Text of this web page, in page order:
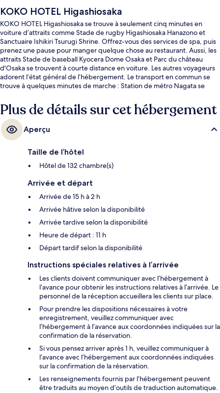
KOKO HOTEL Higashiosaka
KOKO HOTEL Higashiosaka se trouve à seulement cinq minutes en
voiture d’attraits comme Stade de rugby Higashiosaka Hanazono et
Sanctuaire Ishikiri Tsurugi Shrine. Offrez-vous des services de spa, puis
prenez une pause pour manger quelque chose au restaurant. Aussi, les
attraits Stade de baseball Kyocera Dome Osaka et Parc du château
d'Osaka se trouvent à courte distance en voiture. Les autres voyageurs
adorent l’état général de l’hébergement. Le transport en commun se
trouve à quelques minutes de marche : Station de métro Nagata se
Plus de détails sur cet hébergement
Aperçu
Taille de l’hôtel
Hôtel de 132 chambre(s)
Arrivée et départ
Arrivée de 15 h à 2 h
Arrivée hâtive selon la disponibilité
Arrivée tardive selon la disponibilité
Heure de départ : 11 h
Départ tardif selon la disponibilité
Instructions spéciales relatives à l’arrivée
Les clients doivent communiquer avec l’hébergement à
l’avance pour obtenir les instructions relatives à l’arrivée. Le
personnel de la réception accueillera les clients sur place.
Pour prendre les dispositions nécessaires à votre
enregistrement, veuillez communiquer avec
l’hébergement à l’avance aux coordonnées indiquées sur la
confirmation de la réservation.
Si vous pensez arriver après 1 h, veuillez communiquer à
l’avance avec l’hébergement aux coordonnées indiquées
sur la confirmation de la réservation.
Les renseignements fournis par l’hébergement peuvent
être traduits au moyen d’outils de traduction automatique.